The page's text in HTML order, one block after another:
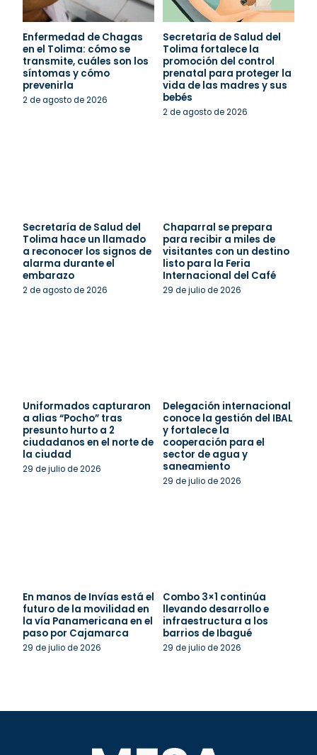
Enfermedad de Chagas
en el Tolima: cómo se
transmite, cuáles son los
síntomas y cómo
prevenirla
2 de agosto de 2026
Secretaría de Salud del
Tolima fortalece la
promoción del control
prenatal para proteger la
vida de las madres y sus
bebés
2 de agosto de 2026
Secretaría de Salud del
Tolima hace un llamado
a reconocer los signos de
alarma durante el
embarazo
2 de agosto de 2026
Chaparral se prepara
para recibir a miles de
visitantes con un destino
listo para la Feria
Internacional del Café
29 de julio de 2026
Uniformados capturaron
a alias “Pocho” tras
presunto hurto a 2
ciudadanos en el norte de
la ciudad
29 de julio de 2026
Delegación internacional
conoce la gestión del IBAL
y fortalece la
cooperación para el
sector de agua y
saneamiento
29 de julio de 2026
En manos de Invías está el
futuro de la movilidad en
la vía Panamericana en el
paso por Cajamarca
29 de julio de 2026
Combo 3×1 continúa
llevando desarrollo e
infraestructura a los
barrios de Ibagué
29 de julio de 2026